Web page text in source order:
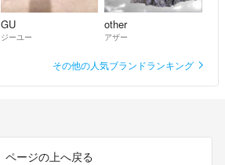
GU
ジーユー
other
アザー
その他の人気ブランドランキング
ページの上へ戻る